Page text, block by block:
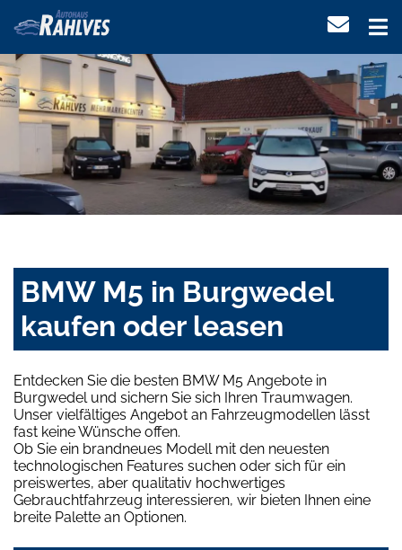
BMW M5 in Burgwedel
kaufen oder leasen
Entdecken Sie die besten BMW M5 Angebote in
Burgwedel und sichern Sie sich Ihren Traumwagen.
Unser vielfältiges Angebot an Fahrzeugmodellen lässt
fast keine Wünsche offen.
Ob Sie ein brandneues Modell mit den neuesten
technologischen Features suchen oder sich für ein
preiswertes, aber qualitativ hochwertiges
Gebrauchtfahrzeug interessieren, wir bieten Ihnen eine
breite Palette an Optionen.